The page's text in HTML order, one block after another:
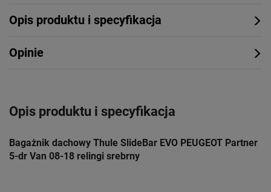
Opis produktu i specyfikacja
Opinie
Opis produktu i specyfikacja
Bagażnik dachowy Thule SlideBar EVO PEUGEOT Partner
5-dr Van 08-18 relingi srebrny